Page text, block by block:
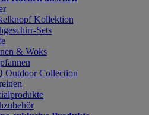
Kollektion
Sets
& Woks
Outdoor Collection